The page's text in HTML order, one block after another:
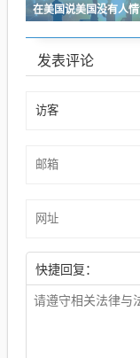
发表评论
快捷回复：